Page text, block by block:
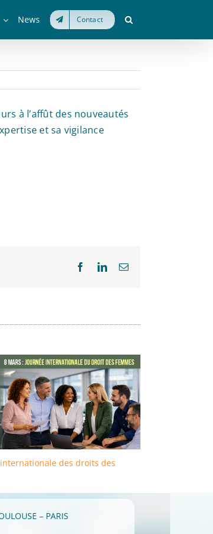
News Contact
à l’affût des nouveautés
et sa vigilance
FacebookLinkedInEmail
des droits des
– PARIS